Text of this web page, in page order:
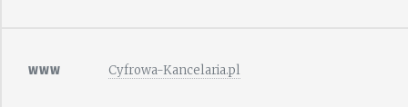
WWW Cyfrowa-Kancelaria.pl